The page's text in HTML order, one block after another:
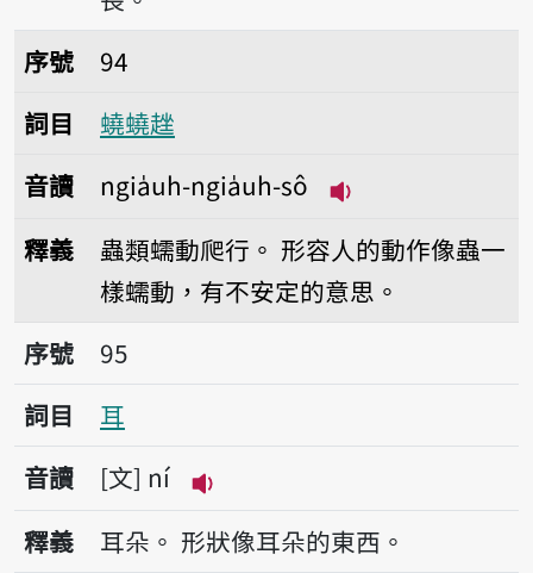
序號94蟯蟯趖
序號
94
詞目
蟯蟯趖
音讀
ngia̍uh-ngia̍uh-sô
釋義 蟲類蠕動爬行。 形容人的動作像蟲一
樣蠕動，有不安定的意思。
序號95耳
序號
95
詞目
耳
音讀
文 ní
播放音讀ní
釋義 耳朵。 形狀像耳朵的東西。